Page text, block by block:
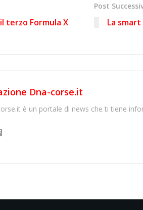
terzo Formula X
Post
La
Dna-corse.it
è un portale di news che ti tiene